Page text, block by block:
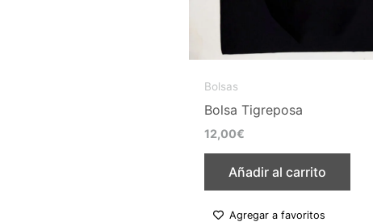
Bolsas
Bolsa Tigreposa
12,00€
Añadir al carrito
Agregar a favoritos